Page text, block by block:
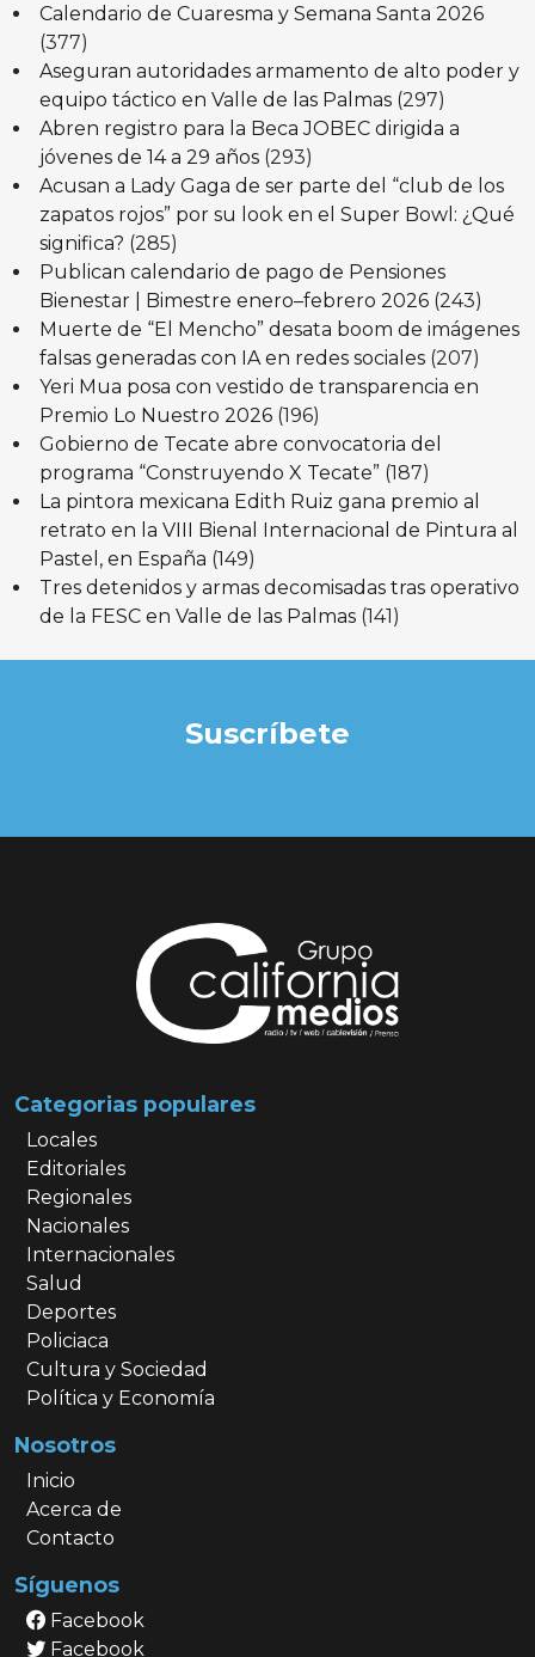
Calendario de Cuaresma y Semana Santa 2026
(377)
Aseguran autoridades armamento de alto poder y
equipo táctico en Valle de las Palmas (297)
Abren registro para la Beca JOBEC dirigida a
jóvenes de 14 a 29 años (293)
Acusan a Lady Gaga de ser parte del “club de los
zapatos rojos” por su look en el Super Bowl: ¿Qué
significa? (285)
Publican calendario de pago de Pensiones
Bienestar | Bimestre enero–febrero 2026 (243)
Muerte de “El Mencho” desata boom de imágenes
falsas generadas con IA en redes sociales (207)
Yeri Mua posa con vestido de transparencia en
Premio Lo Nuestro 2026 (196)
Gobierno de Tecate abre convocatoria del
programa “Construyendo X Tecate” (187)
La pintora mexicana Edith Ruiz gana premio al
retrato en la VIII Bienal Internacional de Pintura al
Pastel, en España (149)
Tres detenidos y armas decomisadas tras operativo
de la FESC en Valle de las Palmas (141)
Suscríbete
Categorias populares
Locales
Editoriales
Regionales
Nacionales
Internacionales
Salud
Deportes
Policiaca
Cultura y Sociedad
Política y Economía
Nosotros
Inicio
Acerca de
Contacto
Síguenos
Facebook
Facebook